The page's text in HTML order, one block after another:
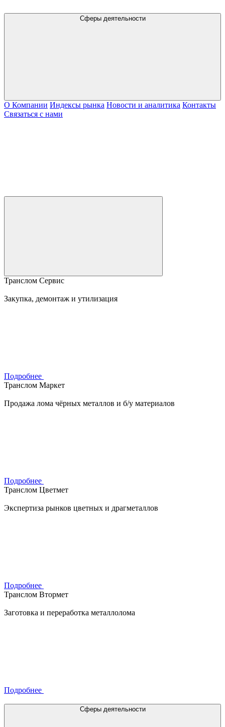
Сферы деятельности
О Компании Индексы рынка Новости и аналитика Контакты
Связаться с нами
Транслом Сервис
Закупка, демонтаж и утилизация
Подробнее
Транслом Маркет
Продажа лома чёрных металлов и б/у материалов
Подробнее
Транслом Цветмет
Экспертиза рынков цветных и драгметаллов
Подробнее
Транслом Втормет
Заготовка и переработка металлолома
Подробнее
Сферы деятельности